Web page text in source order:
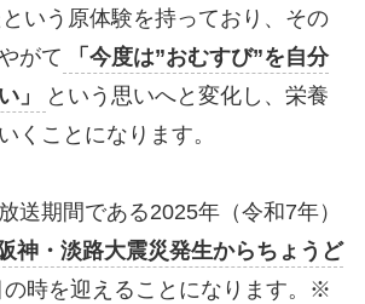
いう原体験を持っており、その
がて
「今度は”おむすび”を自分
」
という思いへと変化し、栄養
くことになります。
送期間である2025年（令和7年）
阪神・淡路大震災発生からちょうど
の時を迎えることになります。※